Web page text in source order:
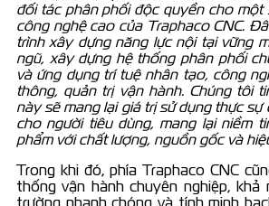
đối tác phân phối độc quyền cho một
công nghệ cao của Traphaco CNC.
trình xây dựng năng lực nội tại vững
ngũ, xây dựng hệ thống phân phối
và ứng dụng trí tuệ nhân tạo, công
thông, quản trị vận hành. Chúng tôi
này sẽ mang lại giá trị sử dụng thực sự
cho người tiêu dùng, mang lại niềm
phẩm với chất lượng, nguồn gốc và
Trong khi đó, phía Traphaco CNC
thống vận hành chuyên nghiệp, khả
trường nhanh chóng và tính minh